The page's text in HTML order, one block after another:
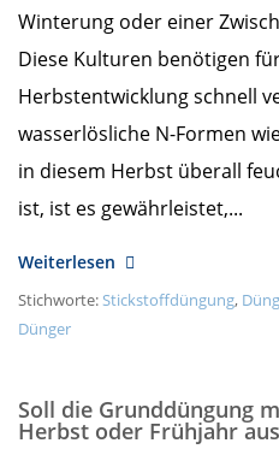
Winterung oder einer
Diese Kulturen benötigen
Herbstentwicklung schnell
wasserlösliche N-Formen
in diesem Herbst überall
ist, ist es gewährleistet,...
Weiterlesen
Stichworte:Stickstoffdüngung,
Dünger
Soll die Grunddüngung
Herbst oder Frühjahr